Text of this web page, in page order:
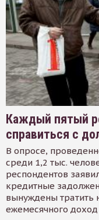
Каждый пятый
справиться с
В опросе,
среди 1,2 тыс.
респондентов
кредитные
вынуждены тратить
ежемесячного доход